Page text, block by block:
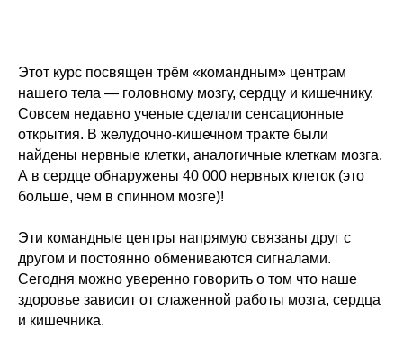
Этот курс посвящен трём «командным» центрам
нашего тела — головному мозгу, сердцу и кишечнику.
Совсем недавно ученые сделали сенсационные
открытия. В желудочно-кишечном тракте были
найдены нервные клетки, аналогичные клеткам мозга.
А в сердце обнаружены 40 000 нервных клеток (это
больше, чем в спинном мозге)!
Эти командные центры напрямую связаны друг с
другом и постоянно обмениваются сигналами.
Сегодня можно уверенно говорить о том что наше
здоровье зависит от слаженной работы мозга, сердца
и кишечника.